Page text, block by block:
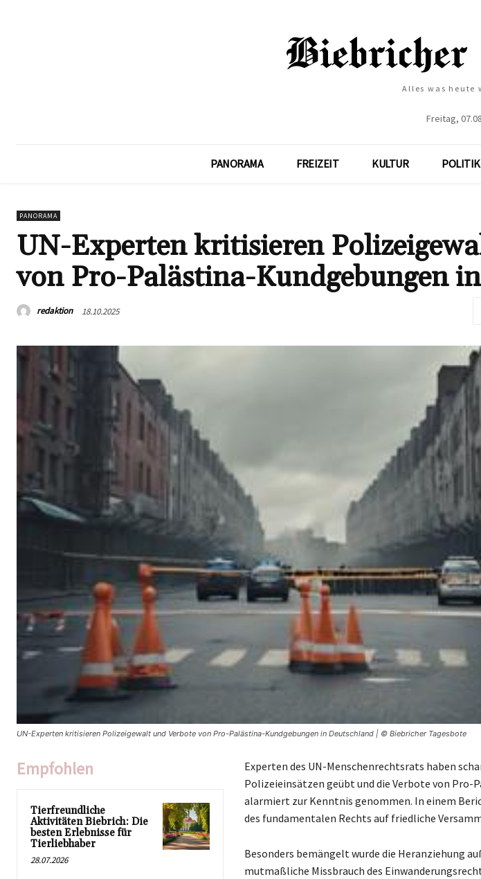
Alles was heute
Freitag,
PANORAMA FREIZEIT KULTUR POLITIK
PANORAMA
UN-Experten kritisieren
von Pro-Palästina-Kundgebungen
redaktion 18.10.2025
UN-Experten kritisieren Polizeigewalt und Verbote von Pro-Palästina-Kundgebungen in Deutschland | © Biebricher Tagesbote
Empfohlen
Tierfreundliche
Aktivitäten Biebrich: Die
besten Erlebnisse für
Tierliebhaber
28.07.2026
Experten des UN-Menschenrechtsrats haben
Polizeieinsätzen geübt und die Verbote von Pro-
alarmiert zur Kenntnis genommen. In einem
des fundamentalen Rechts auf friedliche
Besonders bemängelt wurde die Heranziehung
mutmaßliche Missbrauch des